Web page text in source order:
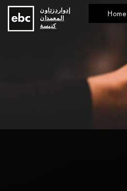
إدواردزتاون
المعمدان
كنيسة
Home